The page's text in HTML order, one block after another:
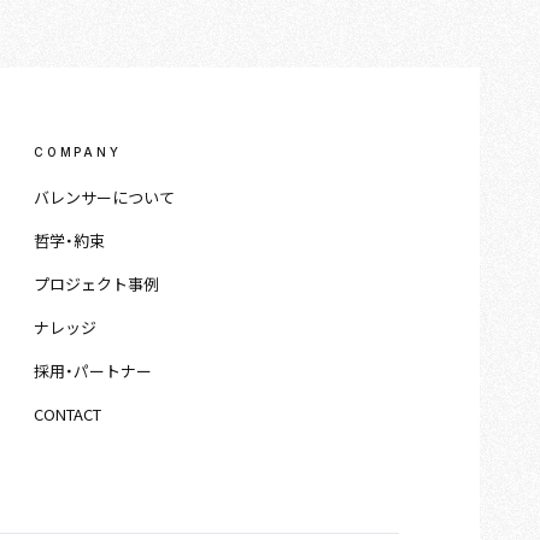
COMPANY
バレンサーについて
哲学・約束
プロジェクト事例
ナレッジ
採用・パートナー
CONTACT